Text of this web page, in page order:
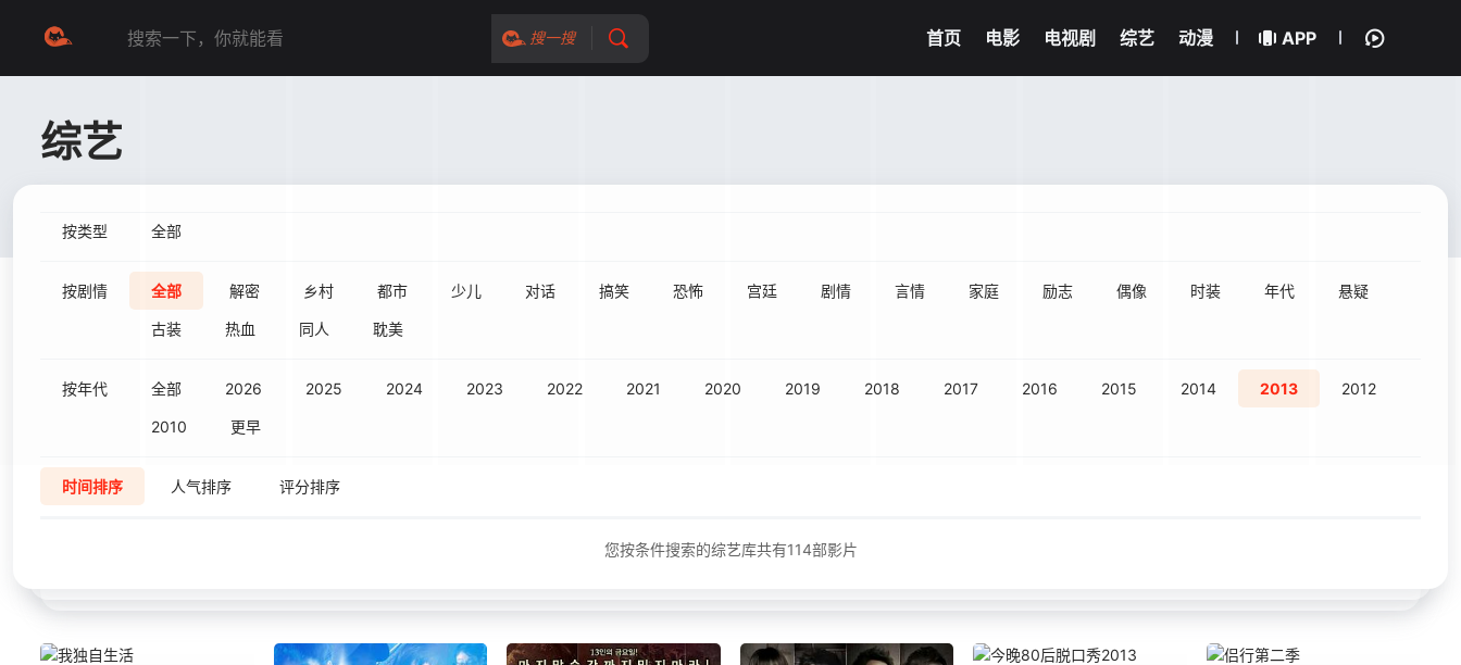
搜一搜 首页 电影 电视剧 综艺 动漫 APP
综艺
按类型 全部
按剧情 全部 解密 乡村 都市 少儿 对话 搞笑 恐怖 宫廷 剧情 言情 家庭 励志 偶像 时装 年代 悬疑
古装 热血 同人 耽美
按年代 全部 2026 2025 2024 2023 2022 2021 2020 2019 2018 2017 2016 2015 2014 2013 2012
2010 更早
时间排序 人气排序 评分排序
您按条件搜索的综艺库共有114部影片